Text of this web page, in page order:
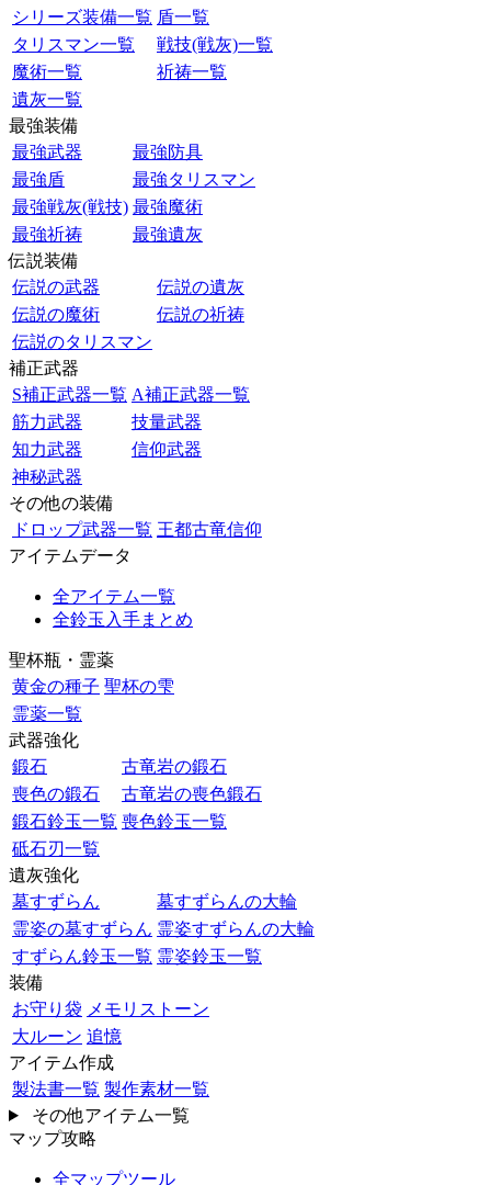
シリーズ装備一覧 盾一覧
タリスマン一覧
戦技(戦灰)一覧
魔術一覧
祈祷一覧
遺灰一覧
最強装備
最強武器
最強防具
最強盾
最強タリスマン
最強戦灰(戦技) 最強魔術
最強祈祷
最強遺灰
伝説装備
伝説の武器
伝説の遺灰
伝説の魔術
伝説の祈祷
伝説のタリスマン
補正武器
S補正武器一覧 A補正武器一覧
筋力武器
技量武器
知力武器
信仰武器
神秘武器
その他の装備
ドロップ武器一覧 王都古竜信仰
アイテムデータ
全アイテム一覧
全鈴玉入手まとめ
聖杯瓶・霊薬
黄金の種子 聖杯の雫
霊薬一覧
武器強化
鍛石
古竜岩の鍛石
喪色の鍛石
古竜岩の喪色鍛石
鍛石鈴玉一覧 喪色鈴玉一覧
砥石刃一覧
遺灰強化
墓すずらん
墓すずらんの大輪
霊姿の墓すずらん 霊姿すずらんの大輪
すずらん鈴玉一覧 霊姿鈴玉一覧
装備
お守り袋 メモリストーン
大ルーン 追憶
アイテム作成
製法書一覧 製作素材一覧
その他アイテム一覧
マップ攻略
全マップツール